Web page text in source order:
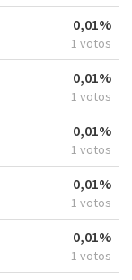
0,01%
1 votos
0,01%
1 votos
0,01%
1 votos
0,01%
1 votos
0,01%
1 votos